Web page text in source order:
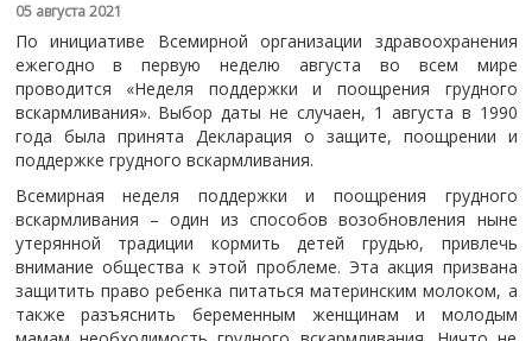
05 августа 2021
По инициативе Всемирной организации здравоохранения
ежегодно в первую неделю августа во всем мире
проводится «Неделя поддержки и поощрения грудного
вскармливания». Выбор даты не случаен, 1 августа в 1990
года была принята Декларация о защите, поощрении и
поддержке грудного вскармливания.
Всемирная неделя поддержки и поощрения грудного
вскармливания – один из способов возобновления ныне
утерянной традиции кормить детей грудью, привлечь
внимание общества к этой проблеме. Эта акция призвана
защитить право ребенка питаться материнским молоком, а
также разъяснить беременным женщинам и молодым